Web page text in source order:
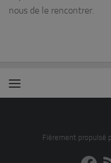
nous de le rencontrer.
Fièrement propulsé